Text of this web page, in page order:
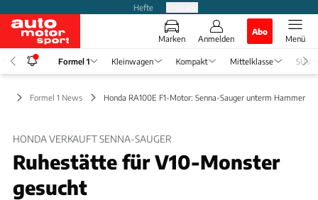
Hefte
Marken Anmelden
Abo
Menü
Formel 1 Kleinwagen Kompakt Mittelklasse SUV
Formel 1 News Honda RA100E F1-Motor: Senna-Sauger unterm Hammer
HONDA VERKAUFT SENNA-SAUGER
Ruhestätte für V10-Monster
gesucht